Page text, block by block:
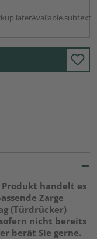
handelt es
Zarge
(Türdrücker)
nicht bereits
berät Sie gerne.